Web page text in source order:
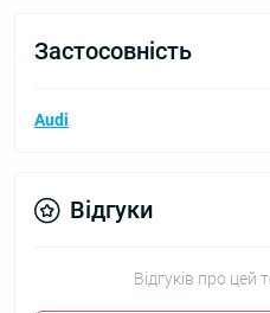
Застосовність
Audi
Відгуки
Відгуків про цей